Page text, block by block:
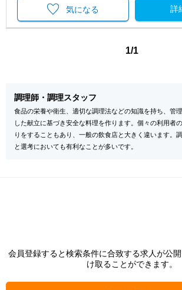
詳
気になる
1/1
調理師・調理スタッフ
食品の栄養や衛生、適切な調理法などの知識を持ち、管
した献立に基づき安全な料理を作ります。個々の利用者
りをすることもあり、一般の飲食店と大きく違います。
と選考においても有利なことが多いです。
会員登録すると検索条件に合致する求人が公
け取ることができます。